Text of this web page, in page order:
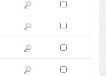
Pokaż podgląd wersji z dnia
Zaznacz wersję do
Pokaż podgląd wersji z dnia
Zaznacz wersję do
Pokaż podgląd wersji z dnia
Zaznacz wersję do
Pokaż podgląd wersji z dnia
Zaznacz wersję do